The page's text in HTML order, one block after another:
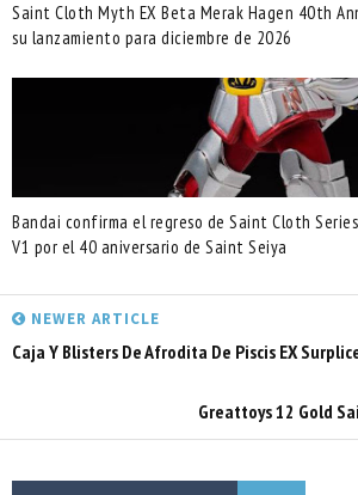
Saint Cloth Myth EX Beta Merak Hagen 40th
su lanzamiento para diciembre de 2026
Bandai confirma el regreso de Saint Cloth
V1 por el 40 aniversario de Saint Seiya
NEWER ARTICLE
Caja Y Blisters De Afrodita De Piscis EX
Greattoys 12 Gold